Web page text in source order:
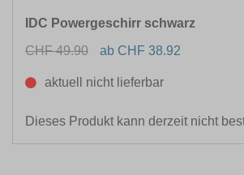
IDC Powergeschirr schwarz
CHF 49.90
ab CHF 38.92
aktuell nicht lieferbar
Dieses Produkt kann derzeit nicht